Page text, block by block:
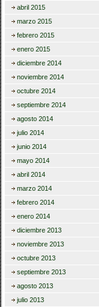
abril 2015
marzo 2015
febrero 2015
enero 2015
diciembre 2014
noviembre 2014
octubre 2014
septiembre 2014
agosto 2014
julio 2014
junio 2014
mayo 2014
abril 2014
marzo 2014
febrero 2014
enero 2014
diciembre 2013
noviembre 2013
octubre 2013
septiembre 2013
agosto 2013
julio 2013